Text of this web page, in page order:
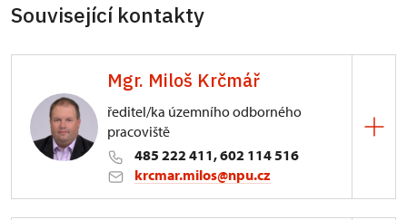
Související kontakty
Mgr. Miloš Krčmář
ředitel/ka územního odborného
pracoviště
485 222 411, 602 114 516
krcmar.milos@npu.cz